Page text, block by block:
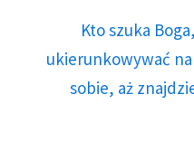
Kto szuka
ukierunkowywać
sobie, aż